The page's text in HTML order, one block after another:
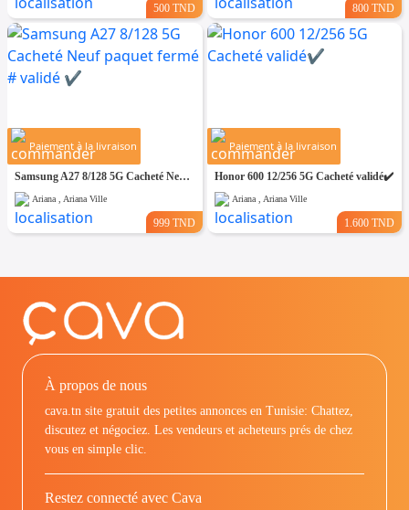
500 TND 800 TND
Paiement à la livraison
Samsung A27 8/128 5G Cacheté Neuf paquet fermé # validé ✔️
Ariana , Ariana Ville
999 TND
Paiement à la livraison
Honor 600 12/256 5G Cacheté validé✔️
Ariana , Ariana Ville
1.600 TND
À propos de nous
cava.tn site gratuit des petites annonces en Tunisie: Chattez,
discutez et négociez. Les vendeurs et acheteurs prés de chez
vous en simple clic.
Restez connecté avec Cava